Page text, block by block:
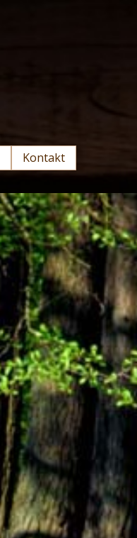
Kontakt